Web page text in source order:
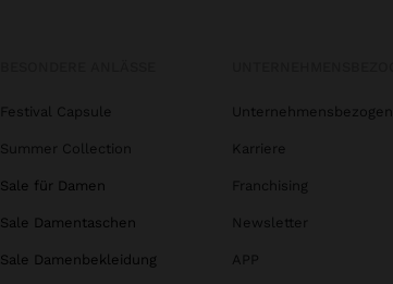
Festival Capsule
Summer Collection
Sale für Damen
Sale Damentaschen
Sale Damenbekleidung
Unternehmensbezogen
Karriere
Franchising
Newsletter
APP